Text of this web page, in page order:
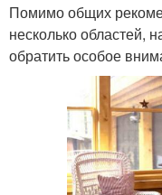
Помимо общих
несколько областей,
обратить особое